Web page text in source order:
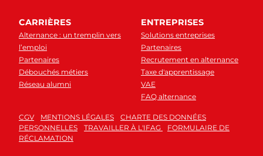
CARRIÈRES
Alternance : un tremplin vers
l’emploi
Partenaires
Débouchés métiers
Réseau alumni
ENTREPRISES
Solutions entreprises
Partenaires
Recrutement en alternance
Taxe d'apprentissage
VAE
FAQ alternance
CGV MENTIONS LÉGALES
CHARTE DES DONNÉES
PERSONNELLES
TRAVAILLER À L'IFAG
FORMULAIRE DE
RÉCLAMATION